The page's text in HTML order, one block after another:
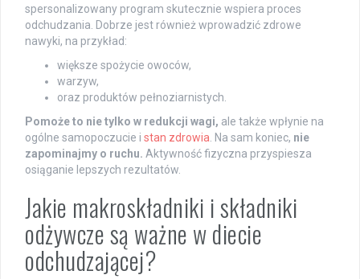
spersonalizowany program skutecznie wspiera proces
odchudzania. Dobrze jest również wprowadzić zdrowe
nawyki, na przykład:
większe spożycie owoców,
warzyw,
oraz produktów pełnoziarnistych.
Pomoże to nie tylko w redukcji wagi, ale także wpłynie na
ogólne samopoczucie i stan zdrowia . Na sam koniec, nie
zapominajmy o ruchu. Aktywność fizyczna przyspiesza
osiąganie lepszych rezultatów.
Jakie makroskładniki i składniki
odżywcze są ważne w diecie
odchudzającej?